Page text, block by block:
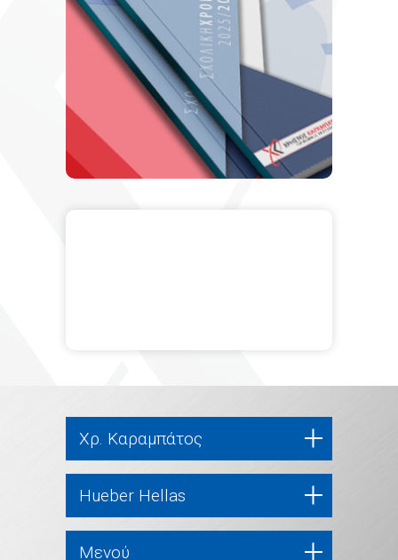
Χρ. Καραμπάτος
Hueber Hellas
Μενού